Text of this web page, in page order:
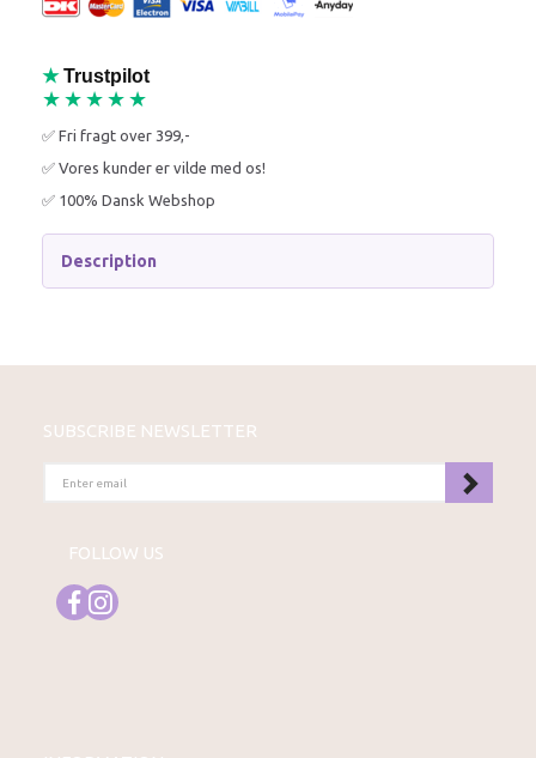
★ Trustpilot
★★★★★
✅ Fri fragt over 399,-
✅ Vores kunder er vilde med os!
✅ 100% Dansk Webshop
Description
SUBSCRIBE NEWSLETTER
EMAIL
FOLLOW US